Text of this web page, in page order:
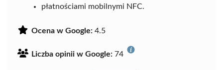
płatnościami mobilnymi NFC.
Ocena w Google: 4.5
Liczba opinii w Google: 74